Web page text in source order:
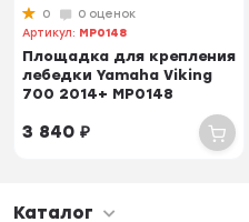
0
0 оценок
Артикул: MP0148
Площадка для крепления
лебедки Yamaha Viking
700 2014+ MP0148
3 840₽
Каталог